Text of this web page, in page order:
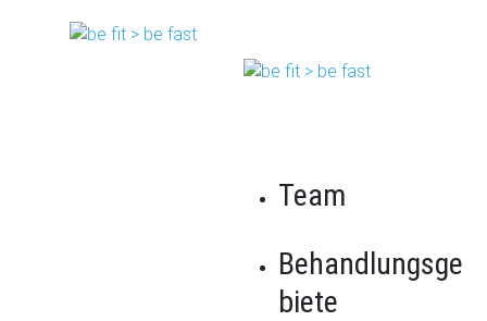
Team
Behandlungsge
biete
Jetzt anrufen oder online Termin buchen
Telefon:
Effektive Behandlung von
Ellenbogenschmerzen in 1020 Wien
Handgelenksschmerzen oder